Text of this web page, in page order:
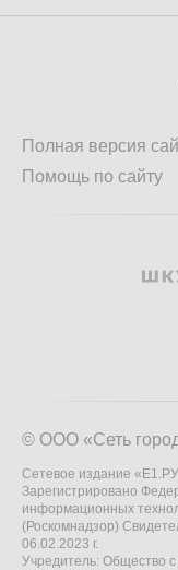
Полная версия
Помощь по сайту
© ООО «Сеть
Сетевое издание
Зарегистрировано
информационных
(Роскомнадзор)
06.02.2023 г.
Учредитель: Общество